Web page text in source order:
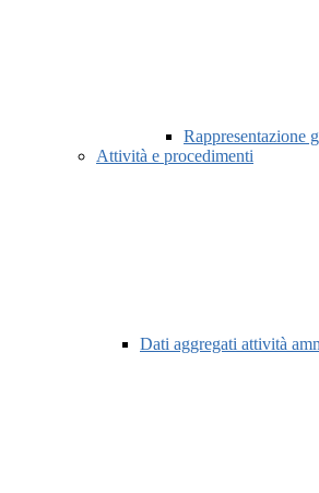
Rappresentazione
Attività e procedimenti
Dati aggregati attività